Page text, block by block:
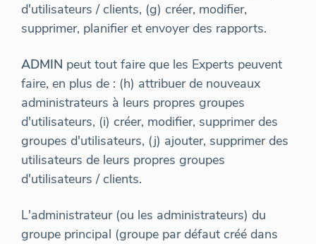
d'utilisateurs / clients, (g) créer, modifier,
supprimer, planifier et envoyer des rapports.
ADMIN peut tout faire que les Experts peuvent
faire, en plus de : (h) attribuer de nouveaux
administrateurs à leurs propres groupes
d'utilisateurs, (i) créer, modifier, supprimer des
groupes d'utilisateurs, (j) ajouter, supprimer des
utilisateurs de leurs propres groupes
d'utilisateurs / clients.
L'administrateur (ou les administrateurs) du
groupe principal (groupe par défaut créé dans